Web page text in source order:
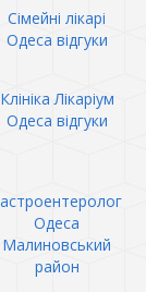
Сімейні лікарі
Одеса відгуки
Клініка Лікаріум
Одеса відгуки
Одеса
Малиновський
район